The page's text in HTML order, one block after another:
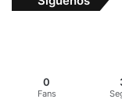
0
Fans